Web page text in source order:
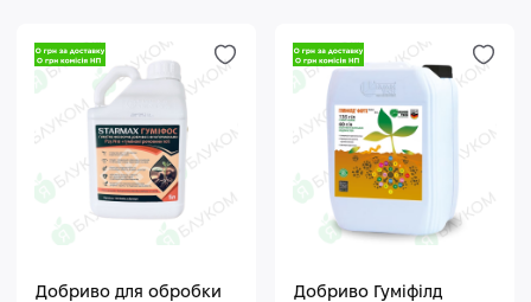
Добриво для обробки
Добриво Гуміфілд